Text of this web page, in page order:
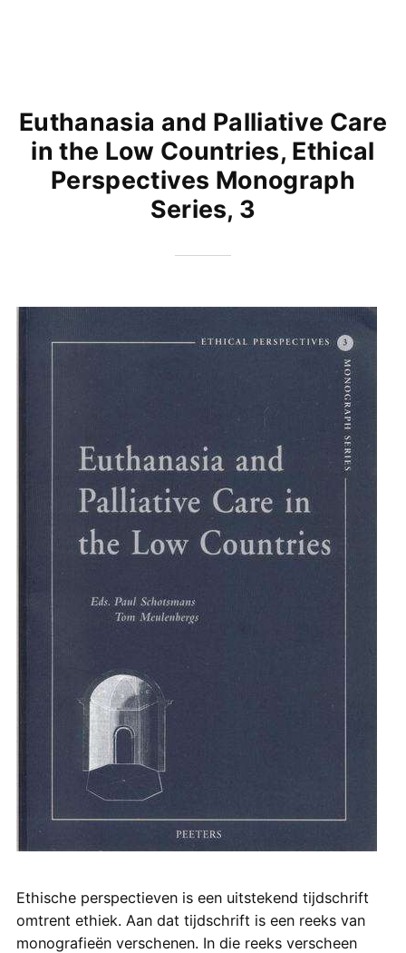
Euthanasia and Palliative Care
in the Low Countries, Ethical
Perspectives Monograph
Series, 3
Ethische perspectieven is een uitstekend tijdschrift
omtrent ethiek. Aan dat tijdschrift is een reeks van
monografieën verschenen. In die reeks verscheen